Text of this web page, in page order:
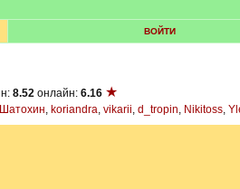
ВОЙТИ
8.52 онлайн: 6.16 ★
, koriandra, vikarii, d_tropin, Nikitoss,